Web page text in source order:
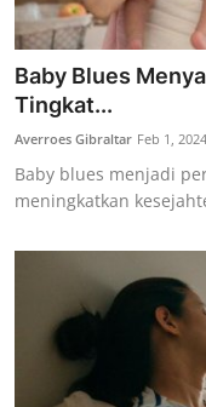
Baby Blues
Tingkat...
Averroes Gibraltar Feb 1, 2024
Baby blues menjadi
meningkatkan